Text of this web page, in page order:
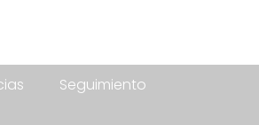
Seguimiento